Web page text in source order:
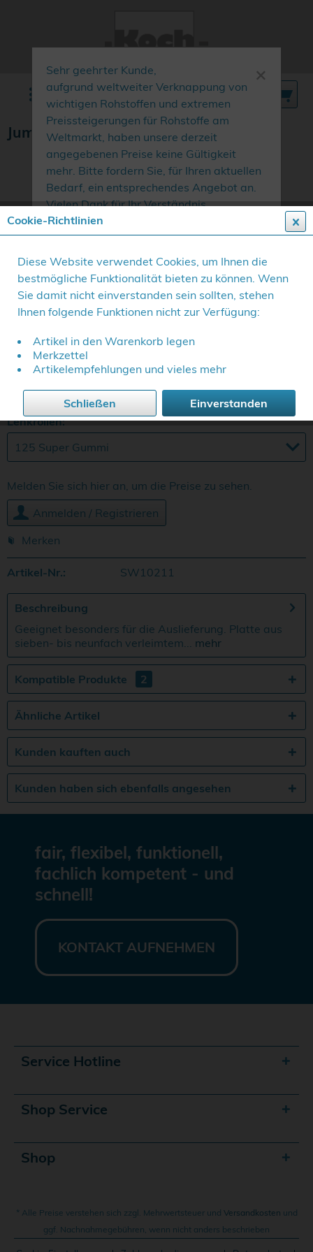
×
Sehr geehrter Kunde,
aufgrund weltweiter Verknappung von
wichtigen Rohstoffen und extremen
Preissteigerungen für Rohstoffe am
Weltmarkt, haben unsere derzeit
angegebenen Preise keine Gültigkeit
mehr. Bitte fordern Sie, für Ihren aktuellen
Bedarf, ein entsprechendes Angebot an.
Vielen Dank für Ihr Verständnis.
Menü
Jumbo 600 x 800 mm
Farben:
Lenkrollen:
Melden Sie sich hier an, um die Preise zu sehen.
Anmelden / Registrieren
Merken
Artikel-Nr.: SW10211
Beschreibung
Geeignet besonders für die Auslieferung. Platte aus
sieben- bis neunfach verleimtem... mehr
Kompatible Produkte 2
Ähnliche Artikel
Kunden kauften auch
Kunden haben sich ebenfalls angesehen
fair, flexibel, funktionell,
fachlich kompetent - und
schnell!
KONTAKT AUFNEHMEN
Service Hotline
Shop Service
Shop
* Alle Preise verstehen sich zzgl. Mehrwertsteuer und Versandkosten und
ggf. Nachnahmegebühren, wenn nicht anders beschrieben
Cookie-Richtlinien
Diese Website verwendet Cookies, um Ihnen die
bestmögliche Funktionalität bieten zu können. Wenn
Sie damit nicht einverstanden sein sollten, stehen
Ihnen folgende Funktionen nicht zur Verfügung:
Artikel in den Warenkorb legen
Merkzettel
Artikelempfehlungen und vieles mehr
Einverstanden
Schließen